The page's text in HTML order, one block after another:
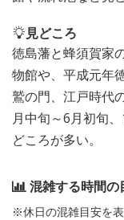
見どころ
徳島藩と蜂須賀家
物館や、平成元年
鷲の門、江戸時代
月中旬～6月初旬
どころが多い。
混雑する時間の
※休日の混雑目安を表